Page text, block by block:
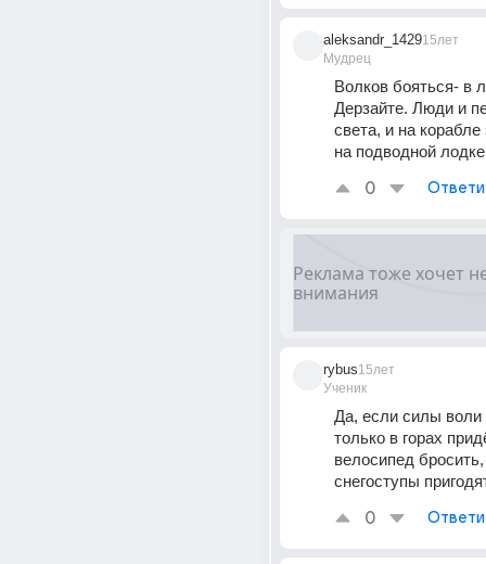
aleksandr_1429
Мудрец
15лет
Волков бояться- в
Дерзайте. Люди и
света, и на
на подводной
0
rybus
Ученик
15лет
Да, если силы воли
только в горах
велосипед
снегоступы
0